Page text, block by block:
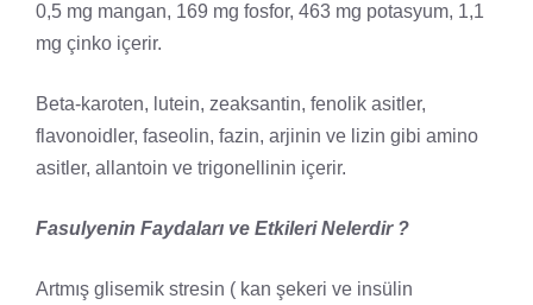
0,5 mg mangan, 169 mg fosfor, 463 mg potasyum, 1,1
mg çinko içerir.
Beta-karoten, lutein, zeaksantin, fenolik asitler,
flavonoidler, faseolin, fazin, arjinin ve lizin gibi amino
asitler, allantoin ve trigonellinin içerir.
Fasulyenin Faydaları ve Etkileri Nelerdir ?
Artmış glisemik stresin ( kan şekeri ve insülin